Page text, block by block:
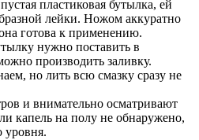
пластиковая бутылка, ей
лейки. Ножом аккуратно
готова к применению.
нужно поставить в
производить заливку.
но лить всю смазку сразу не
и внимательно осматривают
капель на полу не обнаружено,
уровня.